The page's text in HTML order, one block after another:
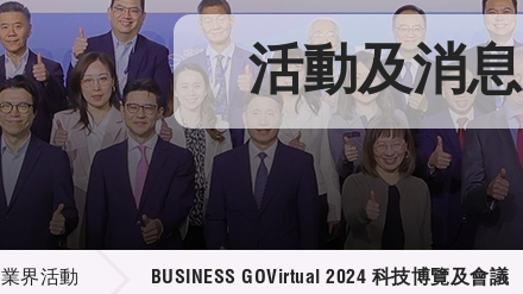
組織架構
組織架構
董事局
研究顧問
招標通告
應用於公共服務之創新技術
重點項目
資助計劃
資助計劃
稅務優惠
申請
評審
徵求研發項目計劃書
項目資料庫
獎項
新聞中心
媒體報導
新聞稿
資訊中心
多媒體
會員列表
會員登入 活動及消息
業界活動 BUSINESS GOVirtual 2024 科技博覽及會議